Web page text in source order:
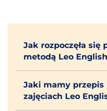
Jak rozpoczęła się
metodą Leo
Jaki mamy przepis
zajęciach Leo